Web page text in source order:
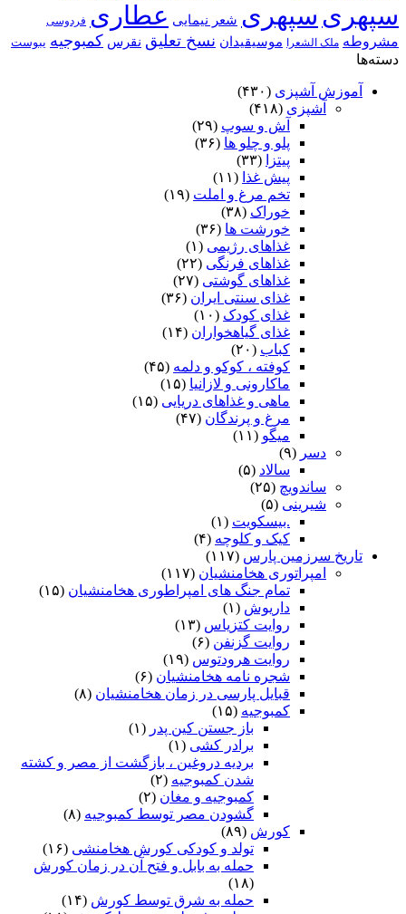
سپهری سپهری شعر نیمایی عطاری فردوسی
مشروطه ملک الشعرا موسیقیدان نسخ تعلیق نقرس کمبوجیه یبوست
دسته‌ها
آموزش آشپزی (۴۳۰)
آشپزی (۴۱۸)
آش و سوپ (۲۹)
پلو و چلو ها (۳۶)
پیتزا
(۳۳)
پیش غذا (۱۱)
تخم مرغ و املت (۱۹)
خوراک (۳۸)
خورشت ها (۳۶)
غذاهای رژیمی (۱)
غذاهای فرنگی (۲۲)
غذاهای گوشتی (۲۷)
غذای سنتی ایران (۳۶)
غذای کودک (۱۰)
غذای گیاهخواران (۱۴)
کباب (۲۰)
کوفته ، کوکو و دلمه (۴۵)
ماکارونی و لازانیا (۱۵)
ماهی و غذاهای دریایی (۱۵)
مرغ و پرندگان (۴۷)
میگو (۱۱)
دسر (۹)
سالاد (۵)
ساندویچ (۲۵)
شیرینی (۵)
.بیسکویت (۱)
کیک و کلوچه (۴)
تاریخ سرزمین پارس (۱۱۷)
امپراتوری هخامنشیان (۱۱۷)
تمام جنگ های امپراطوری هخامنشیان (۱۵)
داریوش (۱)
روایت کتزیاس (۱۳)
روایت گزنفن (۶)
روایت هرودتوس (۱۹)
شجره نامه هخامنشیان (۶)
قبایل پارسی در زمان هخامنشیان (۸)
کمبوجیه (۱۵)
باز جستن کین پدر (۱)
برادر کشی (۱)
بردیه دروغین ، بازگشت از مصر و کشته
شدن کمبوجیه (۲)
کمبوجیه و مغان (۲)
گشودن مصر توسط کمبوجیه (۸)
کورش (۸۹)
تولد و کودکی کورش هخامنشی (۱۶)
حمله به بابل و فتح آن در زمان کورش
(۱۸)
حمله به شرق توسط کورش (۱۴)